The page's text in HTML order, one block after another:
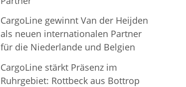
:CargoLine gewinnt Van der Heijden
als neuen internationalen Partner
für die Niederlande und Belgien
CargoLine stärkt Präsenz im
Ruhrgebiet: Rottbeck aus Bottrop